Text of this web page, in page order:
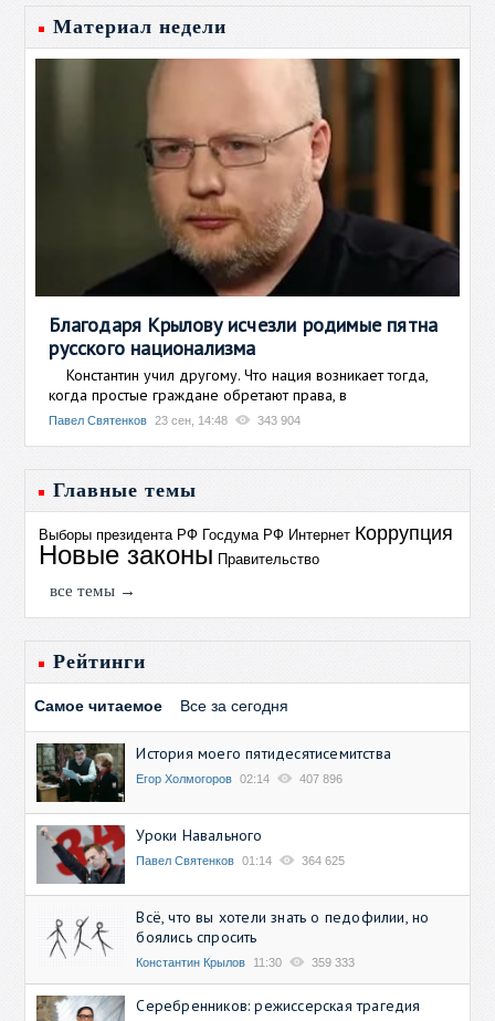
Материал недели
Благодаря Крылову исчезли родимые пятна
русского национализма
Константин учил другому. Что нация возникает тогда,
когда простые граждане обретают права, в
Павел Святенков 23 сен, 14:48 343 904
Главные темы
Выборы президента РФ Госдума РФ Интернет Коррупция
Новые законы Правительство
все темы →
Рейтинги
Самое читаемое Все за сегодня
История моего пятидесятисемитства
Егор Холмогоров 02:14 407 896
Уроки Навального
Павел Святенков 01:14 364 625
Всё, что вы хотели знать о педофилии, но
боялись спросить
Константин Крылов 11:30 359 333
Серебренников: режиссерская трагедия